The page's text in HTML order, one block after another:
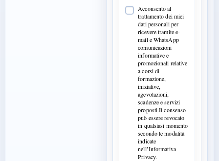
Acconsento al
trattamento dei miei
dati personali per
ricevere tramite e-
mail e WhatsApp
comunicazioni
informative e
promozionali relative
a corsi di
formazione,
iniziative,
agevolazioni,
scadenze e servizi
proposti.Il consenso
può essere revocato
in qualsiasi momento
secondo le modalità
indicate
nell’Informativa
Privacy.